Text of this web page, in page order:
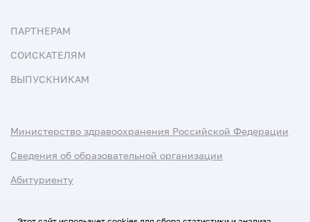
ПАРТНЕРАМ
СОИСКАТЕЛЯМ
ВЫПУСКНИКАМ
Министерство здравоохранения Российской Федерации
Сведения об образовательной организации
Абитуриенту